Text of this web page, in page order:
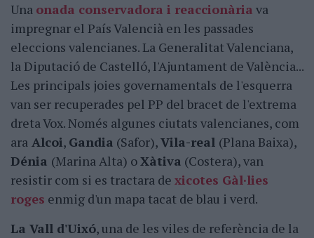
Una onada conservadora i reaccionària va
impregnar el País Valencià en les passades
eleccions valencianes. La Generalitat Valenciana,
la Diputació de Castelló, l'Ajuntament de València...
Les principals joies governamentals de l'esquerra
van ser recuperades pel PP del bracet de l'extrema
dreta Vox. Només algunes ciutats valencianes, com
ara Alcoi, Gandia (Safor),Vila-real (Plana Baixa),
Dénia (Marina Alta) oXàtiva (Costera), van
resistir com si es tractara de xicotes Gàl·lies
roges enmig d'un mapa tacat de blau i verd.
La Vall d'Uixó, una de les viles de referència de la